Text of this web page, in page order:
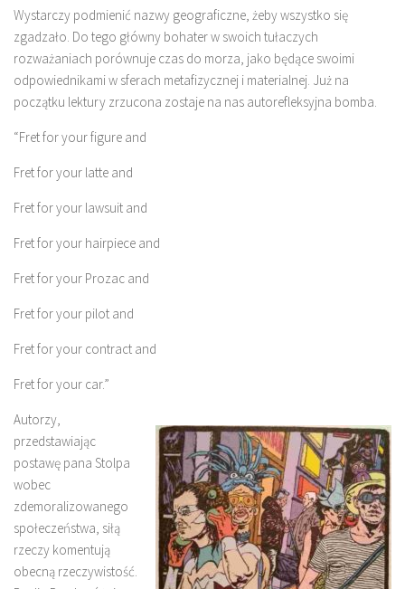
Wystarczy podmienić nazwy geograficzne, żeby wszystko się
zgadzało. Do tego główny bohater w swoich tułaczych
rozważaniach porównuje czas do morza, jako będące swoimi
odpowiednikami w sferach metafizycznej i materialnej. Już na
początku lektury zrzucona zostaje na nas autorefleksyjna bomba.
“Fret for your figure and
Fret for your latte and
Fret for your lawsuit and
Fret for your hairpiece and
Fret for your Prozac and
Fret for your pilot and
Fret for your contract and
Fret for your car.”
Autorzy,
przedstawiając
postawę pana Stolpa
wobec
zdemoralizowanego
społeczeństwa, siłą
rzeczy komentują
obecną rzeczywistość.